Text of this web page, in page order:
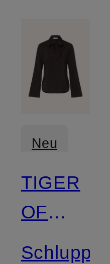
Neu
TIGER
OF
SWEDEN